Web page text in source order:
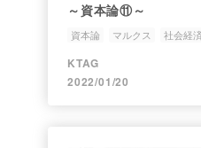
～資本論⑪～
資本論 マルクス 社会経済
KTAG
2022/01/20